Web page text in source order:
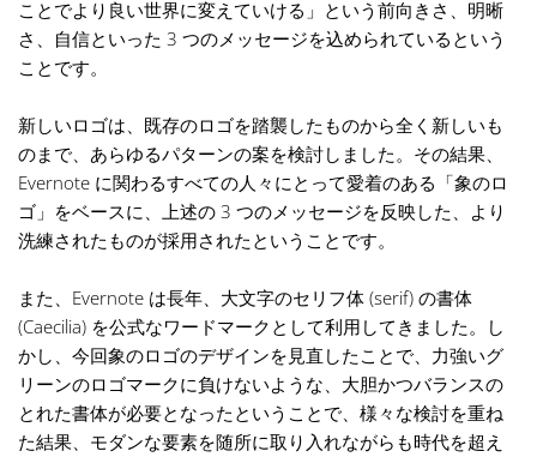
ことでより良い世界に変えていける」という前向きさ、明晰
さ、自信といった 3 つのメッセージを込められているという
ことです。
新しいロゴは、既存のロゴを踏襲したものから全く新しいも
のまで、あらゆるパターンの案を検討しました。その結果、
Evernote に関わるすべての人々にとって愛着のある「象のロ
ゴ」をベースに、上述の 3 つのメッセージを反映した、より
洗練されたものが採用されたということです。
また、Evernote は長年、大文字のセリフ体 (serif) の書体
(Caecilia) を公式なワードマークとして利用してきました。し
かし、今回象のロゴのデザインを見直したことで、力強いグ
リーンのロゴマークに負けないような、大胆かつバランスの
とれた書体が必要となったということで、様々な検討を重ね
た結果、モダンな要素を随所に取り入れながらも時代を超え